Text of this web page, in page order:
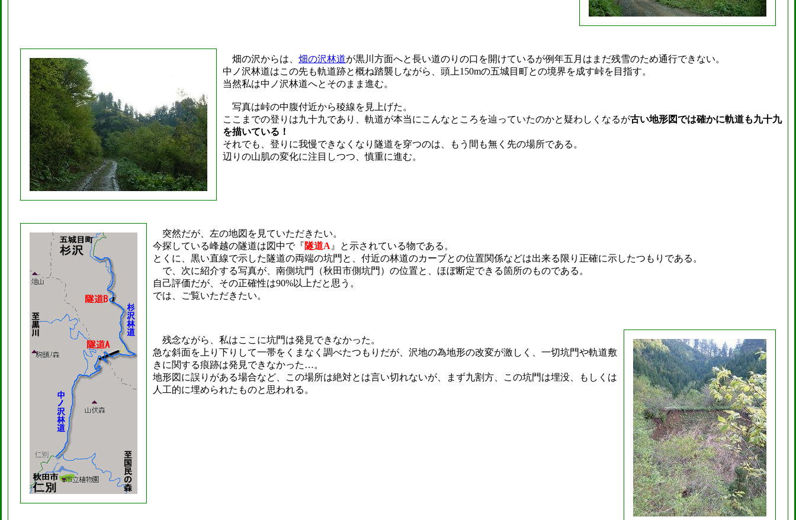
畑の沢からは、 畑の沢林道が黒川方面へと長い道のりの口を開けているが例年五月はまだ残雪のため通行できない。
中ノ沢林道はこの先も軌道跡と概ね踏襲しながら、頭上150mの五城目町との境界を成す峠を目指す。
当然私は中ノ沢林道へとそのまま進む。
写真は峠の中腹付近から稜線を見上げた。
ここまでの登りは九十九であり、軌道が本当にこんなところを辿っていたのかと疑わしくなるが古い地形図では確かに軌道も九十九
を描いている！
それでも、登りに我慢できなくなり隧道を穿つのは、もう間も無く先の場所である。
辺りの山肌の変化に注目しつつ、慎重に進む。
突然だが、左の地図を見ていただきたい。
今探している峰越の隧道は図中で『隧道A 』と示されている物である。
とくに、黒い直線で示した隧道の両端の坑門と、付近の林道のカーブとの位置関係などは出来る限り正確に示したつもりである。
で、次に紹介する写真が、南側坑門（秋田市側坑門）の位置と、ほぼ断定できる箇所のものである。
自己評価だが、その正確性は90%以上だと思う。
では、ご覧いただきたい。
残念ながら、私はここに坑門は発見できなかった。
急な斜面を上り下りして一帯をくまなく調べたつもりだが、沢地の為地形の改変が激しく、一切坑門や軌道敷
きに関する痕跡は発見できなかった…。
地形図に誤りがある場合など、この場所は絶対とは言い切れないが、まず九割方、この坑門は埋没、もしくは
人工的に埋められたものと思われる。